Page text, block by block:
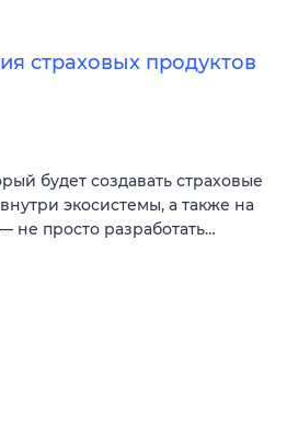
страховых продуктов
будет создавать страховые
экосистемы, а также на
не просто разработать…